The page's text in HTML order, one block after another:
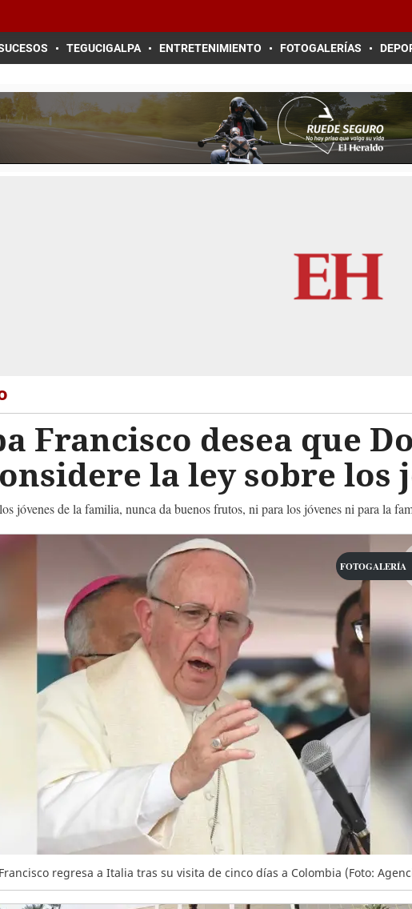
TEGUCIGALPA ENTRETENIMIENTO FOTOGALERÍAS
Francisco desea que
la ley sobre los
jóvenes de la familia, nunca da buenos frutos, ni para los jóvenes ni para la
FOTOGALERÍA
regresa a Italia tras su visita de cinco días a Colombia (Foto: